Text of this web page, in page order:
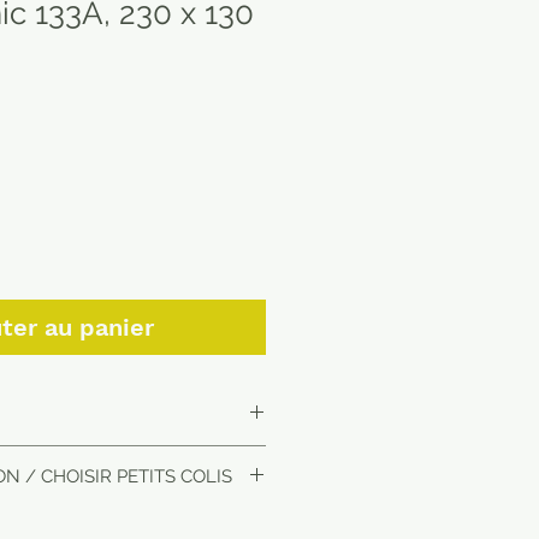
133A, 230 x 130
au panier
à la charge de
/ CHOISIR PETITS COLIS